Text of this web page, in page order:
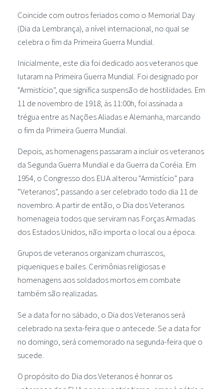
Coincide com outros feriados como o Memorial Day
(Dia da Lembrança), a nível internacional, no qual se
celebra o fim da Primeira Guerra Mundial.
Inicialmente, este dia foi dedicado aos veteranos que
lutaram na Primeira Guerra Mundial. Foi designado por
“Armistício”, que significa suspensão de hostilidades. Em
11 de novembro de 1918, às 11:00h, foi assinada a
trégua entre as Nações Aliadas e Alemanha, marcando
o fim da Primeira Guerra Mundial.
Depois, as homenagens passaram a incluir os veteranos
da Segunda Guerra Mundial e da Guerra da Coréia. Em
1954, o Congresso dos EUA alterou “Armistício” para
“Veteranos”, passando a ser celebrado todo dia 11 de
novembro. A partir de então, o Dia dos Veteranos
homenageia todos que serviram nas Forças Armadas
dos Estados Unidos, não importa o local ou a época.
Grupos de veteranos organizam churrascos,
piqueniques e bailes. Cerimônias religiosas e
homenagens aos soldados mortos em combate
também são realizadas.
Se a data for no sábado, o Dia dos Veteranos será
celebrado na sexta-feira que o antecede. Se a data for
no domingo, será comemorado na segunda-feira que o
sucede.
O propósito do Dia dos Veteranos é honrar os